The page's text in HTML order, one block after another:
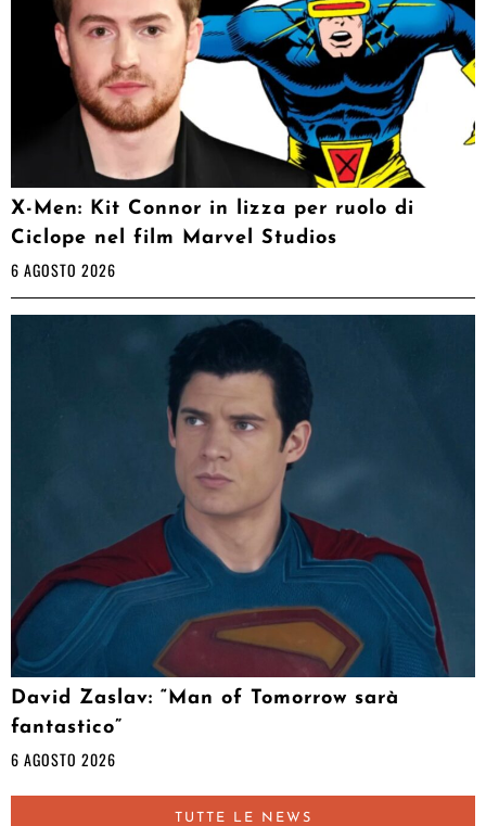
X-Men: Kit Connor in lizza per ruolo di
Ciclope nel film Marvel Studios
6 AGOSTO 2026
David Zaslav: “Man of Tomorrow sarà
fantastico”
6 AGOSTO 2026
TUTTE LE NEWS